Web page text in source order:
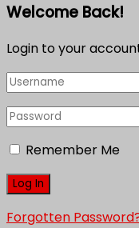
Welcome Back!
Login to your
Remember Me
Forgotten